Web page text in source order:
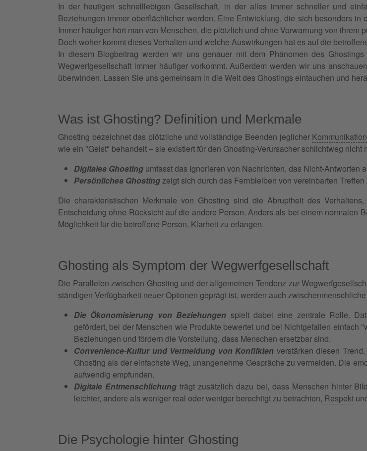
In der heutigen schnelllebigen Gesellschaft, in der alles immer schneller und
Beziehungen immer oberflächlicher werden. Eine Entwicklung, die sich besonders
Immer häufiger hört man von Menschen, die plötzlich und ohne Vorwarnung von
Doch woher kommt dieses Verhalten und welche Auswirkungen hat es auf die
In diesem Blogbeitrag werden wir uns genauer mit dem Phänomen des
Wegwerfgesellschaft immer häufiger vorkommt. Außerdem werden wir uns
überwinden. Lassen Sie uns gemeinsam in die Welt des Ghostings eintauchen und
Was ist Ghosting? Definition und Merkmale
Ghosting bezeichnet das plötzliche und vollständige Beenden jeglicher Kommunikation
wie ein "Geist" behandelt – sie existiert für den Ghosting-Verursacher schlichtweg
Digitales Ghosting umfasst das Ignorieren von Nachrichten, das Nicht-
Persönliches Ghostingzeigt sich durch das Fernbleiben von vereinbarten
Die charakteristischen Merkmale von Ghosting sind die Abruptheit des
Entscheidung ohne Rücksicht auf die andere Person. Anders als bei einem normalen
Möglichkeit für die betroffene Person, Klarheit zu erlangen.
Ghosting als Symptom der Wegwerfgesellschaft
Die Parallelen zwischen Ghosting und der allgemeinen Tendenz zur
ständigen Verfügbarkeit neuer Optionen geprägt ist, werden auch
Die Ökonomisierung von Beziehungen spielt dabei eine zentrale Rolle.
gefördert, bei der Menschen wie Produkte bewertet und bei Nichtgefallen
Beziehungen und fördern die Vorstellung, dass Menschen ersetzbar sind.
Convenience-Kultur und Vermeidung von Konflikten verstärken diesen
Ghosting als der einfachste Weg, unangenehme Gespräche zu vermeiden. Die
aufwendig empfunden.
Digitale Entmenschlichung trägt zusätzlich dazu bei, dass Menschen hinter
leichter, andere als weniger real oder weniger berechtigt zu betrachten, Respekt
Die Psychologie hinter Ghosting